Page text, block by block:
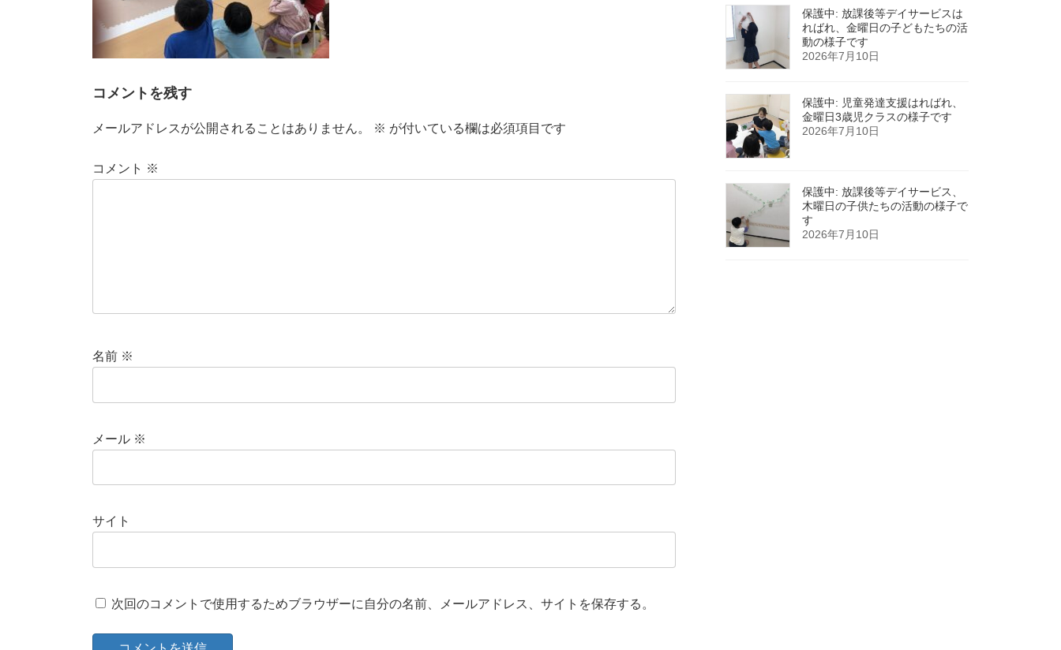
コメントを残す
メールアドレスが公開されることはありません。 ※ が付いている欄は必須項目です
コメント ※
名前 ※
メール ※
サイト
次回のコメントで使用するためブラウザーに自分の名前、メールアドレス、サイトを保存する。
保護中: 放課後等デイサービスは
ればれ、金曜日の子どもたちの活
動の様子です
2026年7月10日
保護中: 児童発達支援はればれ、
金曜日3歳児クラスの様子です
2026年7月10日
保護中: 放課後等デイサービス、
木曜日の子供たちの活動の様子で
す
2026年7月10日